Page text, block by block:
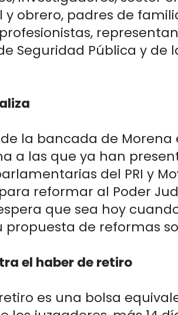
y obrero, padres de
Seguridad Pública y de
la bancada de Morena
a las que ya han
del PRI y
reformar al Poder
que sea hoy
propuesta de reformas
el haber de retiro
es una bolsa